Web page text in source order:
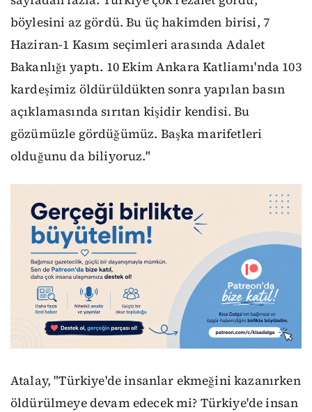
böylesini az gördü. Bu üç hakimden birisi, 7
Haziran-1 Kasım seçimleri arasında Adalet
Bakanlığı yaptı. 10 Ekim Ankara Katliamı'nda 103
kardeşimiz öldürüldükten sonra yapılan basın
açıklamasında sırıtan kişidir kendisi. Bu
gözümüzle gördüğümüz. Başka marifetleri
olduğunu da biliyoruz."
Atalay, "Türkiye'de insanlar ekmeğini kazanırken
öldürülmeye devam edecek mi? Türkiye'de insan